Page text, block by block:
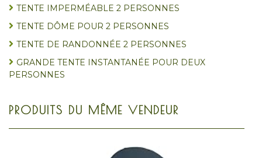
TENTE IMPERMÉABLE 2 PERSONNES
TENTE DÔME POUR 2 PERSONNES
TENTE DE RANDONNÉE 2 PERSONNES
GRANDE TENTE INSTANTANÉE POUR DEUX
PERSONNES
PRODUITS DU MÊME VENDEUR